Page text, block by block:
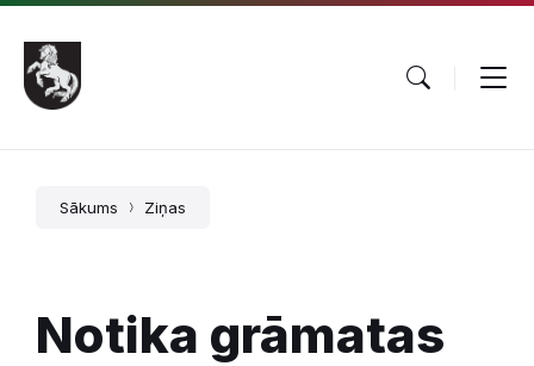
Pāriet
saturu
Skip
main
navigation
Skip
footer
Sākums Ziņas
Notika grāmatas